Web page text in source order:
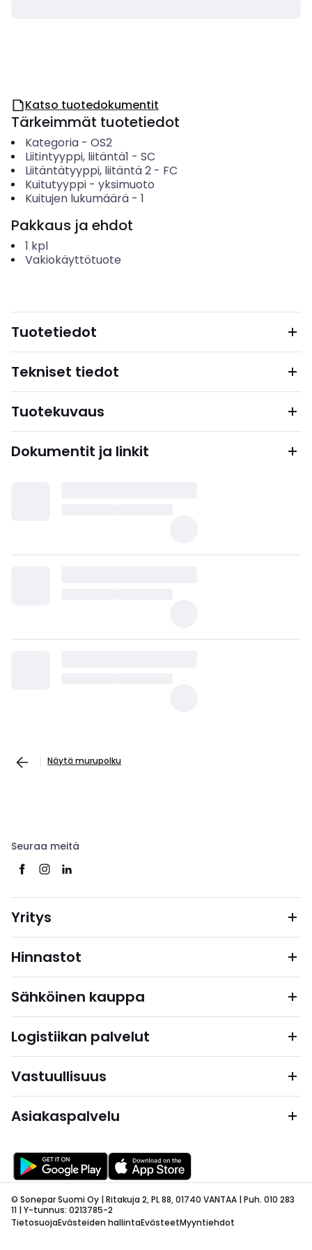
Katso tuotedokumentit
Tärkeimmät tuotetiedot
Kategoria- OS2
Liitintyyppi, liitäntä1 - SC
Liitäntätyyppi, liitäntä 2- FC
Kuitutyyppi- yksimuoto
Kuitujen lukumäärä- 1
Pakkaus ja ehdot
1 kpl
Vakiokäyttötuote
Tuotetiedot
Tekniset tiedot
Tuotekuvaus
Dokumentit ja linkit
Näytä murupolku
Seuraa meitä
Yritys
Hinnastot
Sähköinen kauppa
Logistiikan palvelut
Vastuullisuus
Asiakaspalvelu
© Sonepar Suomi Oy | Ritakuja 2, PL 88, 01740 VANTAA | Puh. 010 283
11 | Y-tunnus: 0213785-2
TietosuojaEvästeiden hallintaEvästeetMyyntiehdot